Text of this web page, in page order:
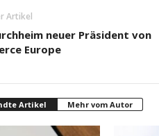
Artikel
neuer Präsident von
Europe
Artikel Mehr vom Autor